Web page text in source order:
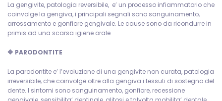
La gengivite, patologia reversibile, e’ un processo infiammatorio che
coinvolge la gengiva, i principali segnali sono sanguinamento,
arrossamento e gonfiore gengivale. Le cause sono da ricondurre in
primis ad una scarsa igiene orale
🔷 PARODONTITE
La parodontite e’ l’evoluzione di una gengivite non curata, patologia
irreversibile, che coinvolge oltre alla gengiva i tessuti di sostegno del
dente. I sintomi sono sanguinamento, gonfiore, recessione